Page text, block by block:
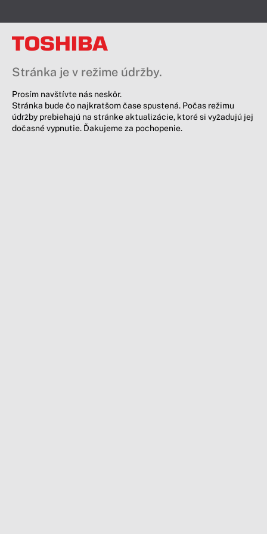
Stránka je v režime údržby.
Prosím navštívte nás neskôr.
Stránka bude čo najkratšom čase spustená. Počas režimu
údržby prebiehajú na stránke aktualizácie, ktoré si vyžadujú jej
dočasné vypnutie. Ďakujeme za pochopenie.